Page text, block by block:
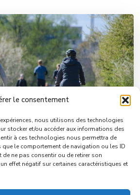
le consentement
nous utilisons des technologies
stocker et/ou accéder aux informations des
à ces technologies nous permettra de
le comportement de navigation ou les ID
de ne pas consentir ou de retirer son
effet négatif sur certaines caractéristiques et
contribue à rendre nos villes